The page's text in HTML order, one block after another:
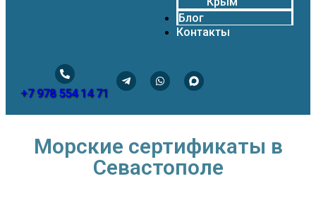
Блог
Контакты
+7 978 554 14 71
Морские сертификаты в
Севастополе